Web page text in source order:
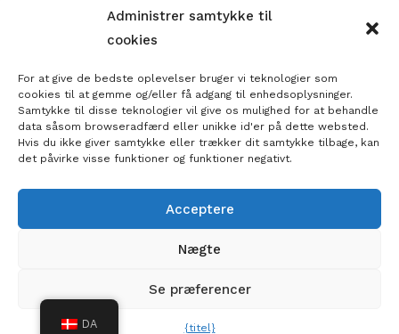
Administrer samtykke til
cookies
For at give de bedste oplevelser bruger vi teknologier som
cookies til at gemme og/eller få adgang til enhedsoplysninger.
Samtykke til disse teknologier vil give os mulighed for at behandle
data såsom browseradfærd eller unikke id'er på dette websted.
Hvis du ikke giver samtykke eller trækker dit samtykke tilbage, kan
det påvirke visse funktioner og funktioner negativt.
Acceptere
Nægte
Se præferencer
{titel}
FILERNE, OG I TILFÆLDE AF DU FORBEHOLDER VI RETTEN
TIL AT STARTE JURIDISKE SAG MOD DIG OG DIN
KØBE IGEN PÅ VORES WEBSTED.
Indlægsnavigation
© 2026 Motorcycle Templates
info@motoprotemplates.com
DA